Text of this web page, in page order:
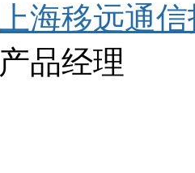
上海移远通
产品经理